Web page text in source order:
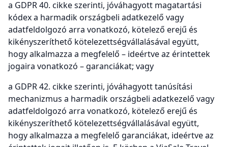
a GDPR 40. cikke szerinti, jóváhagyott magatartási
kódex a harmadik országbeli adatkezelő vagy
adatfeldolgozó arra vonatkozó, kötelező erejű és
kikényszeríthető kötelezettségvállalásával együtt,
hogy alkalmazza a megfelelő – ideértve az érintettek
jogaira vonatkozó – garanciákat; vagy
a GDPR 42. cikke szerinti, jóváhagyott tanúsítási
mechanizmus a harmadik országbeli adatkezelő vagy
adatfeldolgozó arra vonatkozó, kötelező erejű és
kikényszeríthető kötelezettségvállalásával együtt,
hogy alkalmazza a megfelelő garanciákat, ideértve az